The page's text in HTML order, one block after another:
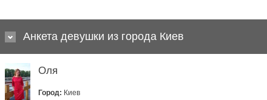
Анкета девушки из города Киев
Оля
Город: Киев